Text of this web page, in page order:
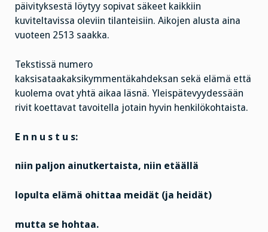
päivityksestä löytyy sopivat säkeet kaikkiin
kuviteltavissa oleviin tilanteisiin. Aikojen alusta aina
vuoteen 2513 saakka.
Tekstissä numero
kaksisataakaksikymmentäkahdeksan sekä elämä että
kuolema ovat yhtä aikaa läsnä. Yleispätevyydessään
rivit koettavat tavoitella jotain hyvin henkilökohtaista.
E n n u s t u s:
niin paljon ainutkertaista, niin etäällä
lopulta elämä ohittaa meidät (ja heidät)
mutta se hohtaa.